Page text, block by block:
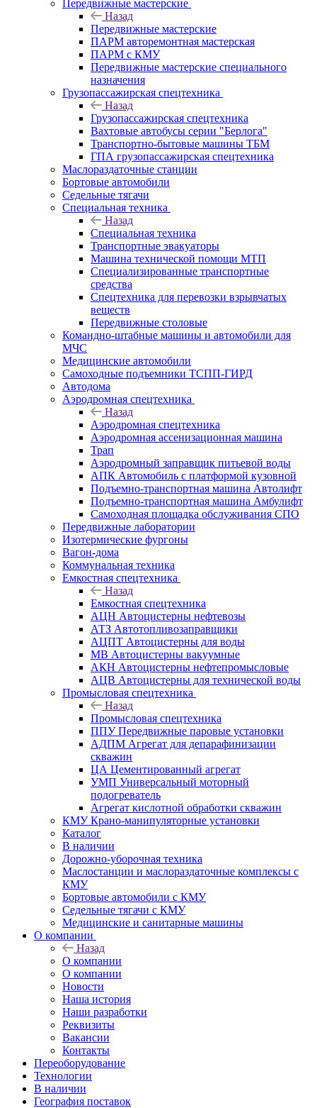
Передвижные мастерские
Назад
Передвижные мастерские
ПАРМ авторемонтная мастерская
ПАРМ с КМУ
Передвижные мастерские специального
назначения
Грузопассажирская спецтехника
Назад
Грузопассажирская спецтехника
Вахтовые автобусы серии "Берлога"
Транспортно-бытовые машины ТБМ
ГПА грузопассажирская спецтехника
Маслораздаточные станции
Бортовые автомобили
Седельные тягачи
Специальная техника
Назад
Специальная техника
Транспортные эвакуаторы
Машина технической помощи МТП
Специализированные транспортные
средства
Спецтехника для перевозки взрывчатых
веществ
Передвижные столовые
Командно-штабные машины и автомобили для
МЧС
Медицинские автомобили
Самоходные подъемники ТСПП-ГИРД
Автодома
Аэродромная спецтехника
Назад
Аэродромная спецтехника
Аэродромная ассенизационная машина
Трап
Аэродромный заправщик питьевой воды
АПК Автомобиль с платформой кузовной
Подъемно-транспортная машина Автолифт
Подъемно-транспортная машина Амбулифт
Самоходная площадка обслуживания СПО
Передвижные лаборатории
Изотермические фургоны
Вагон-дома
Коммунальная техника
Емкостная спецтехника
Назад
Емкостная спецтехника
АЦН Автоцистерны нефтевозы
АТЗ Автотопливозаправщики
АЦПТ Автоцистерны для воды
МВ Автоцистерны вакуумные
АКН Автоцистерны нефтепромысловые
АЦВ Автоцистерны для технической воды
Промысловая спецтехника
Назад
Промысловая спецтехника
ППУ Передвижные паровые установки
АДПМ Агрегат для депарафинизации
скважин
ЦА Цементированный агрегат
УМП Универсальный моторный
подогреватель
Агрегат кислотной обработки скважин
КМУ Крано-манипуляторные установки
Каталог
В наличии
Дорожно-уборочная техника
Маслостанции и маслораздаточные комплексы с
КМУ
Бортовые автомобили с КМУ
Седельные тягачи с КМУ
Медицинские и санитарные машины
О компании
Назад
О компании
О компании
Новости
Наша история
Наши разработки
Реквизиты
Вакансии
Контакты
Переоборудование
Технологии
В наличии
География поставок